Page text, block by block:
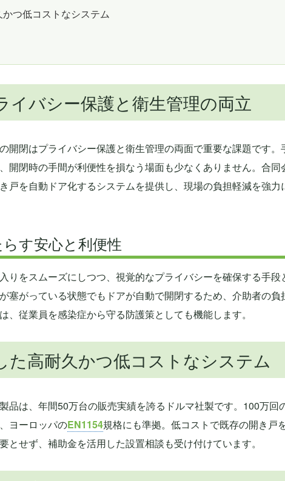
つ低コストなシステム
イバシー保護と衛生管理の両立
開閉はプライバシー保護と衛生管理の両面で重要な課題です。
開閉時の手間が利便性を損なう場面も少なくありません。合同
戸を自動ドア化するシステムを提供し、現場の負担軽減を強力
す安心と利便性
りをスムーズにしつつ、視覚的なプライバシーを確保する手段
塞がっている状態でもドアが自動で開閉するため、介助者の負
、従業員を感染症から守る防護策としても機能します。
た高耐久かつ低コストなシステム
品は、年間50万台の販売実績を誇るドルマ社製です。100万回
ヨーロッパのEN1154規格にも準拠。低コストで既存の開き戸
せず、補助金を活用した設置相談も受け付けています。